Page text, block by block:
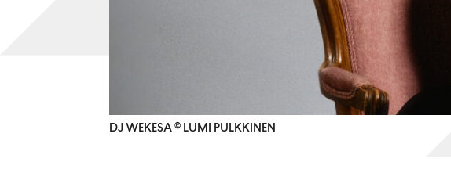
DJ WEKESA © LUMI PULKKINEN